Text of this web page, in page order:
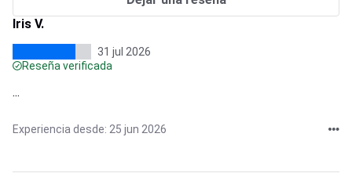
Iris V.
31 jul 2026
Reseña verificada
...
Experiencia desde: 25 jun 2026